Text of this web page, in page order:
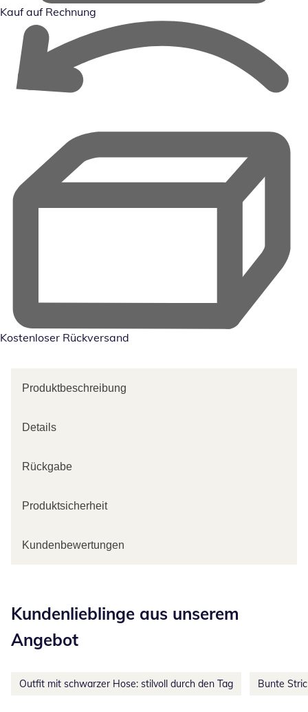
Kauf auf Rechnung
Kostenloser Rückversand
Produktbeschreibung
Details
Rückgabe
Produktsicherheit
Kundenbewertungen
Kundenlieblinge aus unserem
Angebot
Outfit mit schwarzer Hose: stilvoll durch den Tag Bunte